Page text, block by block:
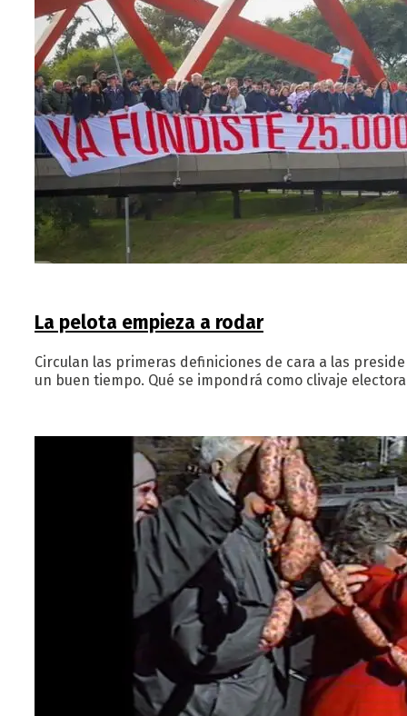
La pelota empieza a rodar
Circulan las primeras definiciones de cara a las
un buen tiempo. Qué se impondrá como clivaje